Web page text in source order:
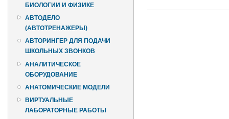
БИОЛОГИИ И ФИЗИКЕ
АВТОДЕЛО
(АВТОТРЕНАЖЕРЫ)
АВТОРИНГЕР ДЛЯ ПОДАЧИ
ШКОЛЬНЫХ ЗВОНКОВ
АНАЛИТИЧЕСКОЕ
ОБОРУДОВАНИЕ
АНАТОМИЧЕСКИЕ МОДЕЛИ
ВИРТУАЛЬНЫЕ
ЛАБОРАТОРНЫЕ РАБОТЫ